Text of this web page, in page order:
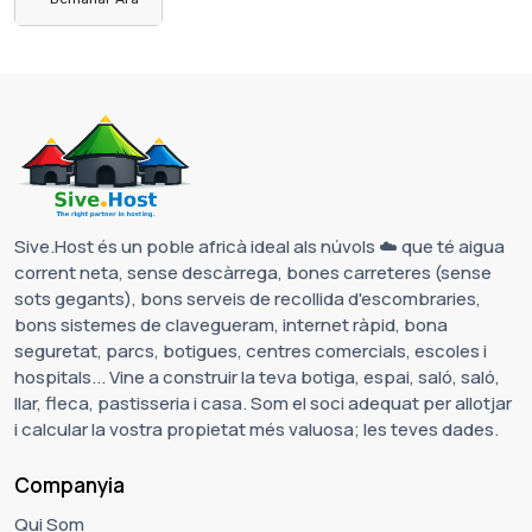
Sive.Host és un poble africà ideal als núvols ☁️ que té aigua
corrent neta, sense descàrrega, bones carreteres (sense
sots gegants), bons serveis de recollida d'escombraries,
bons sistemes de clavegueram, internet ràpid, bona
seguretat, parcs, botigues, centres comercials, escoles i
hospitals... Vine a construir la teva botiga, espai, saló, saló,
llar, fleca, pastisseria i casa. Som el soci adequat per allotjar
i calcular la vostra propietat més valuosa; les teves dades.
Companyia
Qui Som